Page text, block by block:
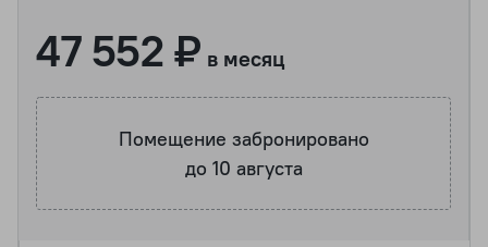
47 552 ₽ в месяц
Помещение забронировано
до 10 августа